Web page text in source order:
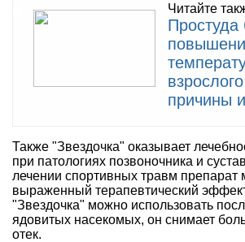
Читайте
Простуда
причины
Также "Звездочка" оказывает
при патологиях позвоночника и
лечении спортивных травм препарат
выраженный терапевтический
"Звездочка" можно использовать
ядовитых насекомых, он снимает
отек.